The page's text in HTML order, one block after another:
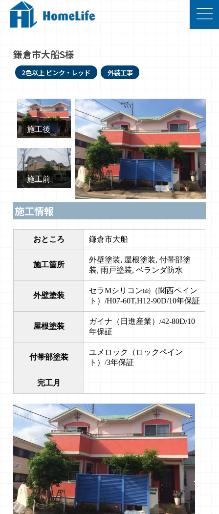
鎌倉市大船S様
2色以上 ピンク・レッド 外装工事
施工後
施工前
施工情報
おところ 鎌倉市大船
施工箇所
外壁塗装, 屋根塗装, 付帯部塗
装, 雨戸塗装, ベランダ防水
外壁塗装
セラMシリコン㈽（関西ペイン
ト）/H07-60T,H12-90D/10年保証
屋根塗装
ガイナ（日進産業）/42-80D/10
年保証
付帯部塗装
ユメロック（ロックペイン
ト）/3年保証
完工月